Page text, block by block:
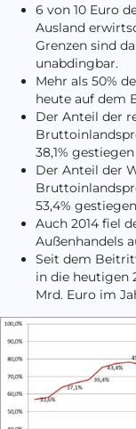
6 von 10 Euro
Ausland
Grenzen sind
unabdingbar.
Mehr als 50%
heute auf dem
Der Anteil der
38,1% gestiegen
Der Anteil der
53,4%
Auch 2014 fiel
Außenhandels
Seit dem
in die heutigen
Mrd. Euro im